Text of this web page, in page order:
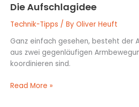
Die Aufschlagidee
Technik-Tipps / By Oliver Heuft
Ganz einfach gesehen, besteht der
aus zwei gegenläufigen
koordinieren sind.
Read More »